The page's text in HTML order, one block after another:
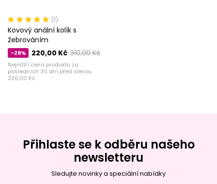
(1)
Kovový anální kolík s
žebrováním
-29% 310,00 Kč
220,00 Kč
Nejnižší cena produktu za
posledních 30 dní před slevou:
220,00 Kč
Přihlaste se k odběru našeho
newsletteru
Sledujte novinky a speciální nabídky